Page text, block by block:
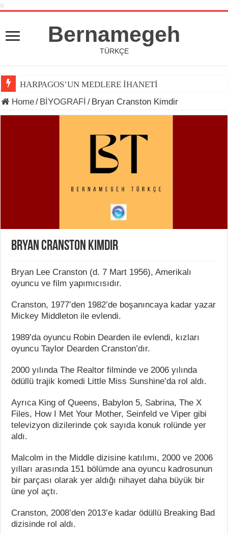
Bernamegeh
TÜRKÇE
HARPAGOS’UN MEDLERE İHANETİ
Home/ BİYOGRAFİ / Bryan Cranston Kimdir
Bryan Cranston Kimdir
Bryan Lee Cranston (d. 7 Mart 1956), Amerikalı
oyuncu ve film yapımıcısıdır.
Cranston, 1977’den 1982’de boşanıncaya kadar yazar
Mickey Middleton ile evlendi.
1989’da oyuncu Robin Dearden ile evlendi, kızları
oyuncu Taylor Dearden Cranston’dır.
2000 yılında The Realtor filminde ve 2006 yılında
ödüllü trajik komedi Little Miss Sunshine’da rol aldı.
Ayrıca King of Queens, Babylon 5, Sabrina, The X
Files, How I Met Your Mother, Seinfeld ve Viper gibi
televizyon dizilerinde çok sayıda konuk rolünde yer
aldı.
Malcolm in the Middle dizisine katılımı, 2000 ve 2006
yılları arasında 151 bölümde ana oyuncu kadrosunun
bir parçası olarak yer aldığı nihayet daha büyük bir
üne yol açtı.
Cranston, 2008’den 2013’e kadar ödüllü Breaking Bad
dizisinde rol aldı.